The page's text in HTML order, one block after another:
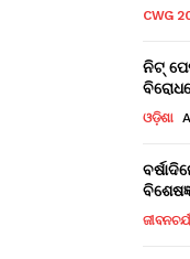
CWG
ନିଟ୍
ଓଡ଼ିଶା